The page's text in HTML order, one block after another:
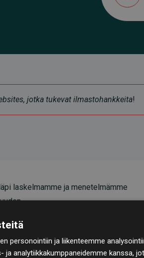
jotka tukevat ilmastohankkeita!
laskelmamme ja menetelmämme
ilmastohankkeisiin
todellisesta
personointiin ja liikenteemme
analytiikkakumppaneidemme kanssa,